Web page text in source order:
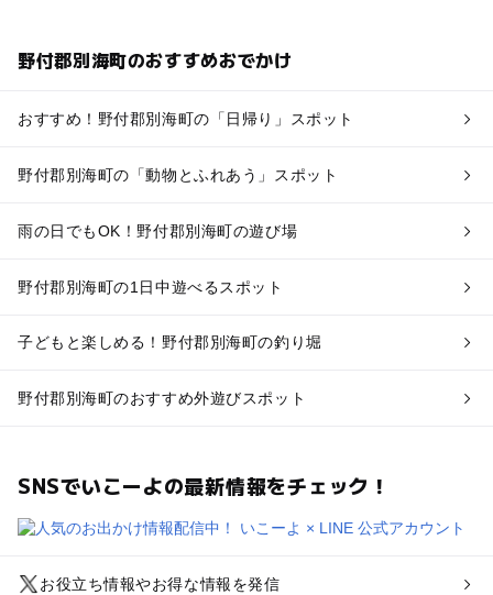
野付郡別海町のおすすめおでかけ
おすすめ！野付郡別海町の「日帰り」スポット
野付郡別海町の「動物とふれあう」スポット
雨の日でもOK！野付郡別海町の遊び場
野付郡別海町の1日中遊べるスポット
子どもと楽しめる！野付郡別海町の釣り堀
野付郡別海町のおすすめ外遊びスポット
SNSでいこーよの最新情報をチェック！
お役立ち情報やお得な情報を発信